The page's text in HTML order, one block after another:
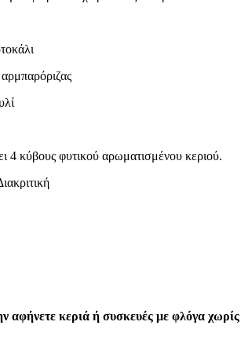
4 κύβους φυτικού αρωματισμένου κεριού.
κεριά ή συσκευές με φλόγα χωρίς